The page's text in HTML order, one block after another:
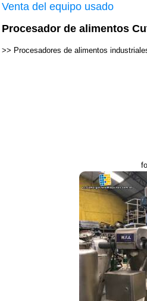
Venta del equipo usado
Procesador de alimentos
>> Procesadores de alimentos